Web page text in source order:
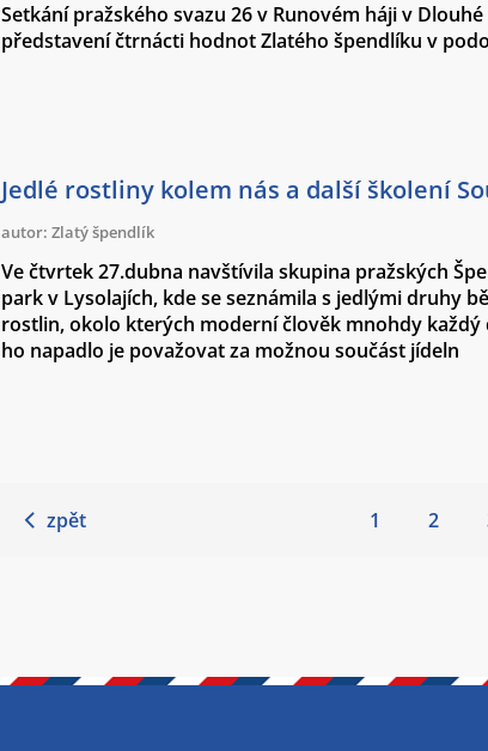
Setkání pražského svazu 26 v Runovém háji v
představení čtrnácti hodnot Zlatého špendlíku v
Jedlé rostliny kolem nás a další školení
autor: Zlatý špendlík
Ve čtvrtek 27.dubna navštívila skupina pražských
park v Lysolajích, kde se seznámila s jedlými druhy
rostlin, okolo kterých moderní člověk mnohdy každý
ho napadlo je považovat za možnou součást jídeln
1 2
zpět